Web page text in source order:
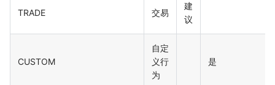
TRADE 交易
建
议
CUSTOM
自定
义行
为
是